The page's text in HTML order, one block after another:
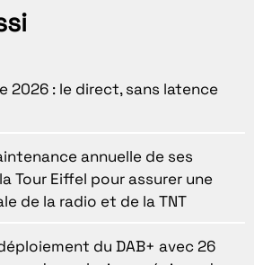
2026 : le direct, sans latence
annuelle de ses
Tour Eiffel pour assurer une
de la radio et de la TNT
du DAB+ avec 26